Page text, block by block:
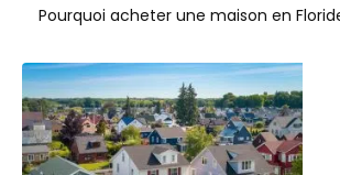
Pourquoi acheter une maison en